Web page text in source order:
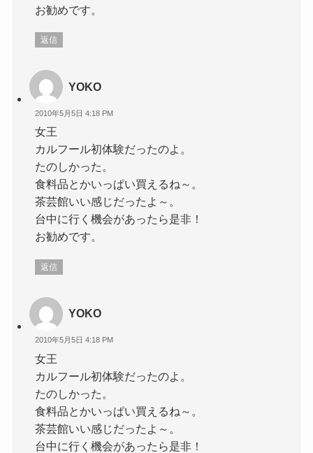
お勧めです。
返信
YOKO
2010年5月5日 4:18 PM
女王
カルフール初体験だったのよ。
たのしかった。
食料品とかいっぱい買えるね～。
茶芸館いい感じだったよ～。
台中に行く機会があったら是非！
お勧めです。
返信
YOKO
2010年5月5日 4:18 PM
女王
カルフール初体験だったのよ。
たのしかった。
食料品とかいっぱい買えるね～。
茶芸館いい感じだったよ～。
台中に行く機会があったら是非！